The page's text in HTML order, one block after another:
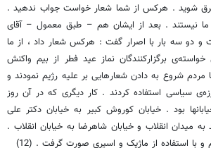
شوید . هرکس از شما شعار خواست جواب ندهید .
ما نیستند . بعد از ایشان هم – طبق معمول – آقای
و دو سه بار با اصرار گفت : هرکس شعار داد ، از ما
این خواسته‌ی برگزارکنندگان نماز عید فطر از بیم واکنش
شروع به دادن شعارهایی بر علیه رژیم نمودند و
سیاسی استفاده کردند . کار دیگری که در آن روز
بود . خیابان کوروش کبیر به خیابان دکتر علی
، میدان 24 اسفند به میدان انقلاب و خیابان شاهرضا به خیابان انقلاب .
و با استفاده از ماژیک و اسپری صورت گرفت . (12)